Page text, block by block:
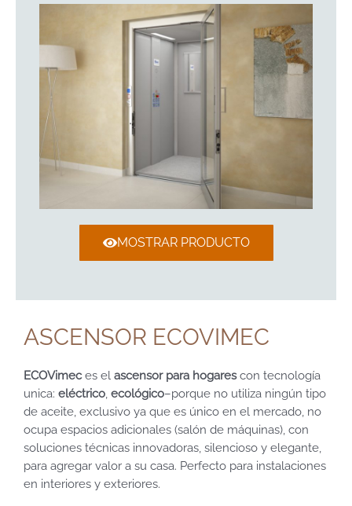
MOSTRAR PRODUCTO
ASCENSOR ECOVIMEC
ECOVimeces el ascensor para hogarescon tecnología
unica: eléctrico ecológico–porque no utiliza ningún tipo
de aceite, exclusivo ya que es único en el mercado, no
ocupa espacios adicionales (salón de máquinas), con
soluciones técnicas innovadoras, silencioso y elegante,
para agregar valor a su casa. Perfecto para instalaciones
en interiores y exteriores.